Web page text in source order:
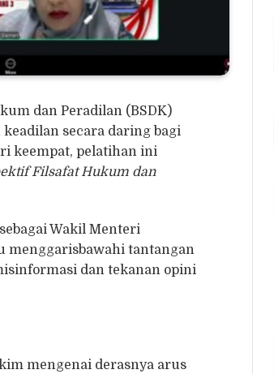
dan Peradilan (BSDK)
secara daring bagi
keempat, pelatihan ini
Filsafat Hukum dan
Wakil Menteri
menggarisbawahi tantangan
dan tekanan opini
mengenai derasnya arus